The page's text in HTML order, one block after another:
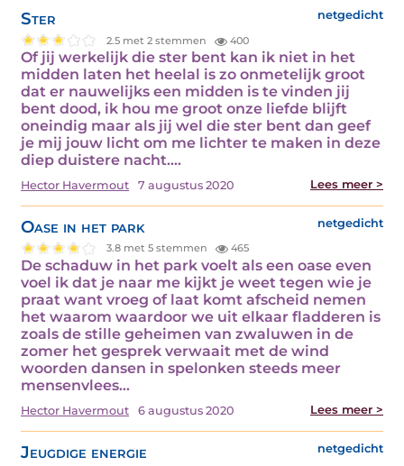
Ster netgedicht
2.5 met 2 stemmen 400
Of jij werkelijk die ster bent kan ik niet in het
midden laten het heelal is zo onmetelijk groot
dat er nauwelijks een midden is te vinden jij
bent dood, ik hou me groot onze liefde blijft
oneindig maar als jij wel die ster bent dan geef
je mij jouw licht om me lichter te maken in deze
diep duistere nacht.…
Hector Havermout 7 augustus 2020 Lees meer >
Oase in het park netgedicht
3.8 met 5 stemmen 465
De schaduw in het park voelt als een oase even
voel ik dat je naar me kijkt je weet tegen wie je
praat want vroeg of laat komt afscheid nemen
het waarom waardoor we uit elkaar fladderen is
zoals de stille geheimen van zwaluwen in de
zomer het gesprek verwaait met de wind
woorden dansen in spelonken steeds meer
mensenvlees…
Hector Havermout 6 augustus 2020 Lees meer >
Jeugdige energie netgedicht